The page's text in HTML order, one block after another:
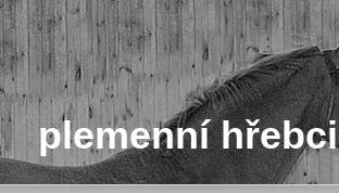
plemenní hřebci